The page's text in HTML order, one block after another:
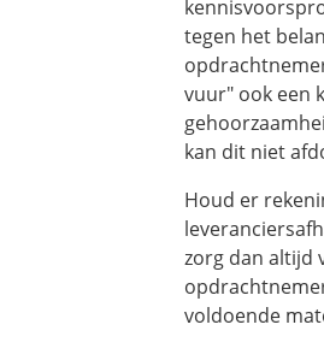
tegen het
vuur" ook een
kan dit niet
Houd er
zorg dan altijd
voldoende